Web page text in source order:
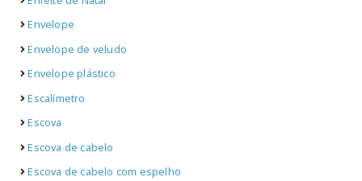
Envelope
Envelope de veludo
Envelope plástico
Escalímetro
Escova
Escova de cabelo
Escova de cabelo com espelho